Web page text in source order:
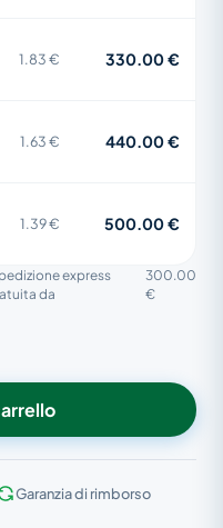
1.83 € 330.00 €
1.63 € 440.00 €
1.39 € 500.00 €
express
da
300.00
€
Garanzia di rimborso